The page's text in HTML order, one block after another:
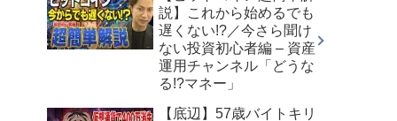
説】これから始めるでも
遅くない!?／今さら聞け
ない投資初心者編 – 資産
運用チャンネル「どうな
る!?マネー」
【底辺】57歳バイトキリ